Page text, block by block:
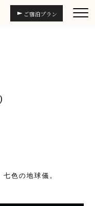
ご宿泊プラン
色の地球儀。